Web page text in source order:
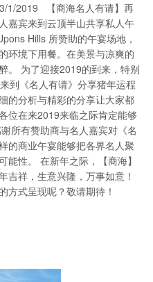
1/2019 【商海名人有请】再
嘉宾来到云顶半山共享私人午
Hills 所赞助的午宴场地，
环境下用餐。在美景与凉爽的
。 为了迎接2019的到来，特别
到《名人有请》分享猪年运程
的分析与精彩的分享让大家都
位在来2019来临之际肯定能够
所有赞助商与名人嘉宾对《名
的商业午宴能够把各界名人聚
能性。 在新年之际，【商海】
吉祥，生意兴隆，万事如意！
方式呈现呢？敬请期待！